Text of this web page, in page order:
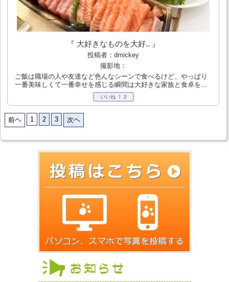
『 大好きなものを大好.. 』
投稿者：dmickey
撮影地：
ご飯は職場の人や友達など色んなシーンで食べるけど、やっぱり
一番美味しくて一番幸せを感じる瞬間は大好きな家族と食卓を...
いいね ！ 2
前ヘ 1 2 3 次ヘ